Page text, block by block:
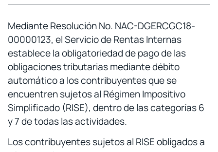
Mediante Resolución No. NAC-DGERCGC18-
00000123, el Servicio de Rentas Internas
establece la obligatoriedad de pago de las
obligaciones tributarias mediante débito
automático a los contribuyentes que se
encuentren sujetos al Régimen Impositivo
Simplificado (RISE), dentro de las categorías 6
y 7 de todas las actividades.
Los contribuyentes sujetos al RISE obligados a